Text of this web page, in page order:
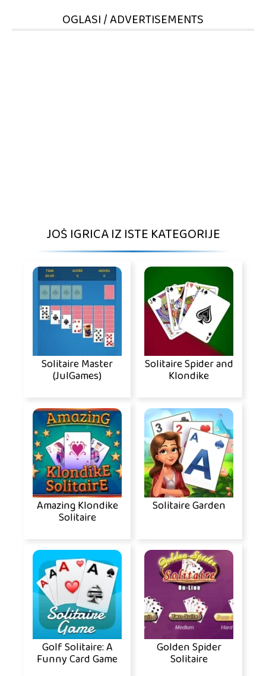
OGLASI / ADVERTISEMENTS
JOŠ IGRICA IZ ISTE KATEGORIJE
Solitaire Master
(JulGames)
Solitaire Spider and
Klondike
Amazing Klondike
Solitaire
Solitaire Garden
Golf Solitaire: A
Funny Card Game
Golden Spider
Solitaire